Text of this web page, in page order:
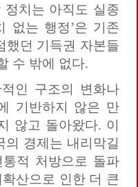
치는 아직도 실종
없는 행정’은 기존
했던 기득권 자본들
수 밖에 없다.
인 구조의 변화나
기반하지 않은 만
않고 돌아왔다. 이
의 경제는 내리막길
적 처방으로 돌파
산으로 인한 더 큰